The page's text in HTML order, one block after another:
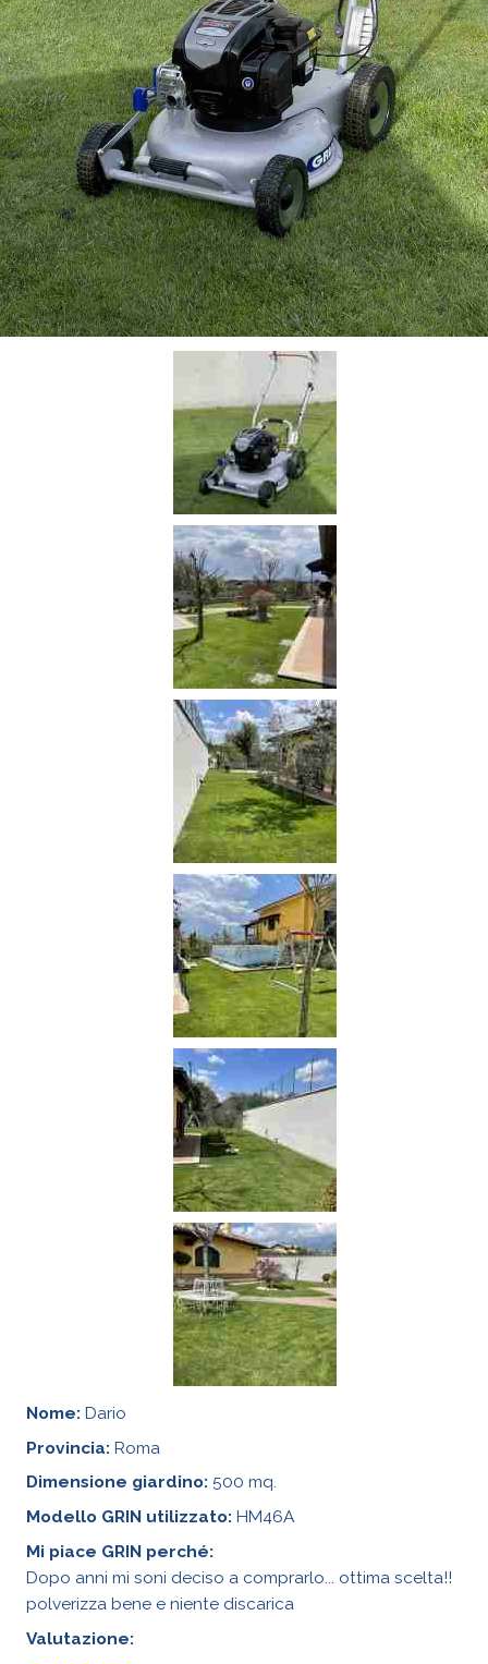
Nome: Dario
Provincia: Roma
Dimensione giardino: 500 mq.
Modello GRIN utilizzato: HM46A
Mi piace GRIN perché:
Dopo anni mi soni deciso a comprarlo... ottima scelta!!
polverizza bene e niente discarica
Valutazione: